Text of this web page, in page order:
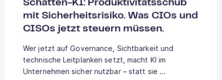
Schatten-KI: Produktivitätsschub
mit Sicherheitsrisiko. Was CIOs und
CISOs jetzt steuern müssen.
Wer jetzt auf Governance, Sichtbarkeit und
technische Leitplanken setzt, macht KI im
Unternehmen sicher nutzbar – statt sie ...